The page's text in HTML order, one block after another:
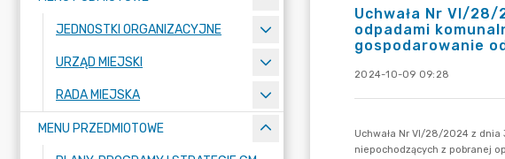
JEDNOSTKI ORGANIZACYJNE
URZĄD MIEJSKI
RADA MIEJSKA
MENU PRZEDMIOTOWE
Uchwała Nr VI/
odpadami
gospodarowanie
2024-10-09 09:28